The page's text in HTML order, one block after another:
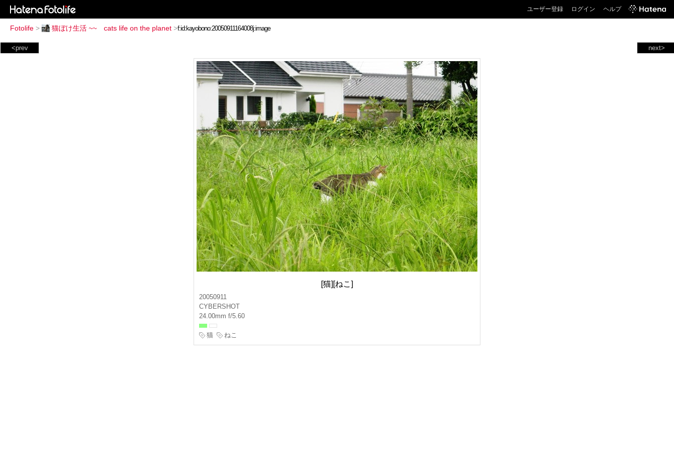
ユーザー登録 ログイン ヘルプ
Fotolife > 猫ぼけ生活 ~~ cats life on the planet >
next>
<prev
[猫][ねこ]
20050911
CYBERSHOT
24.00mm f/5.60
猫 ねこ